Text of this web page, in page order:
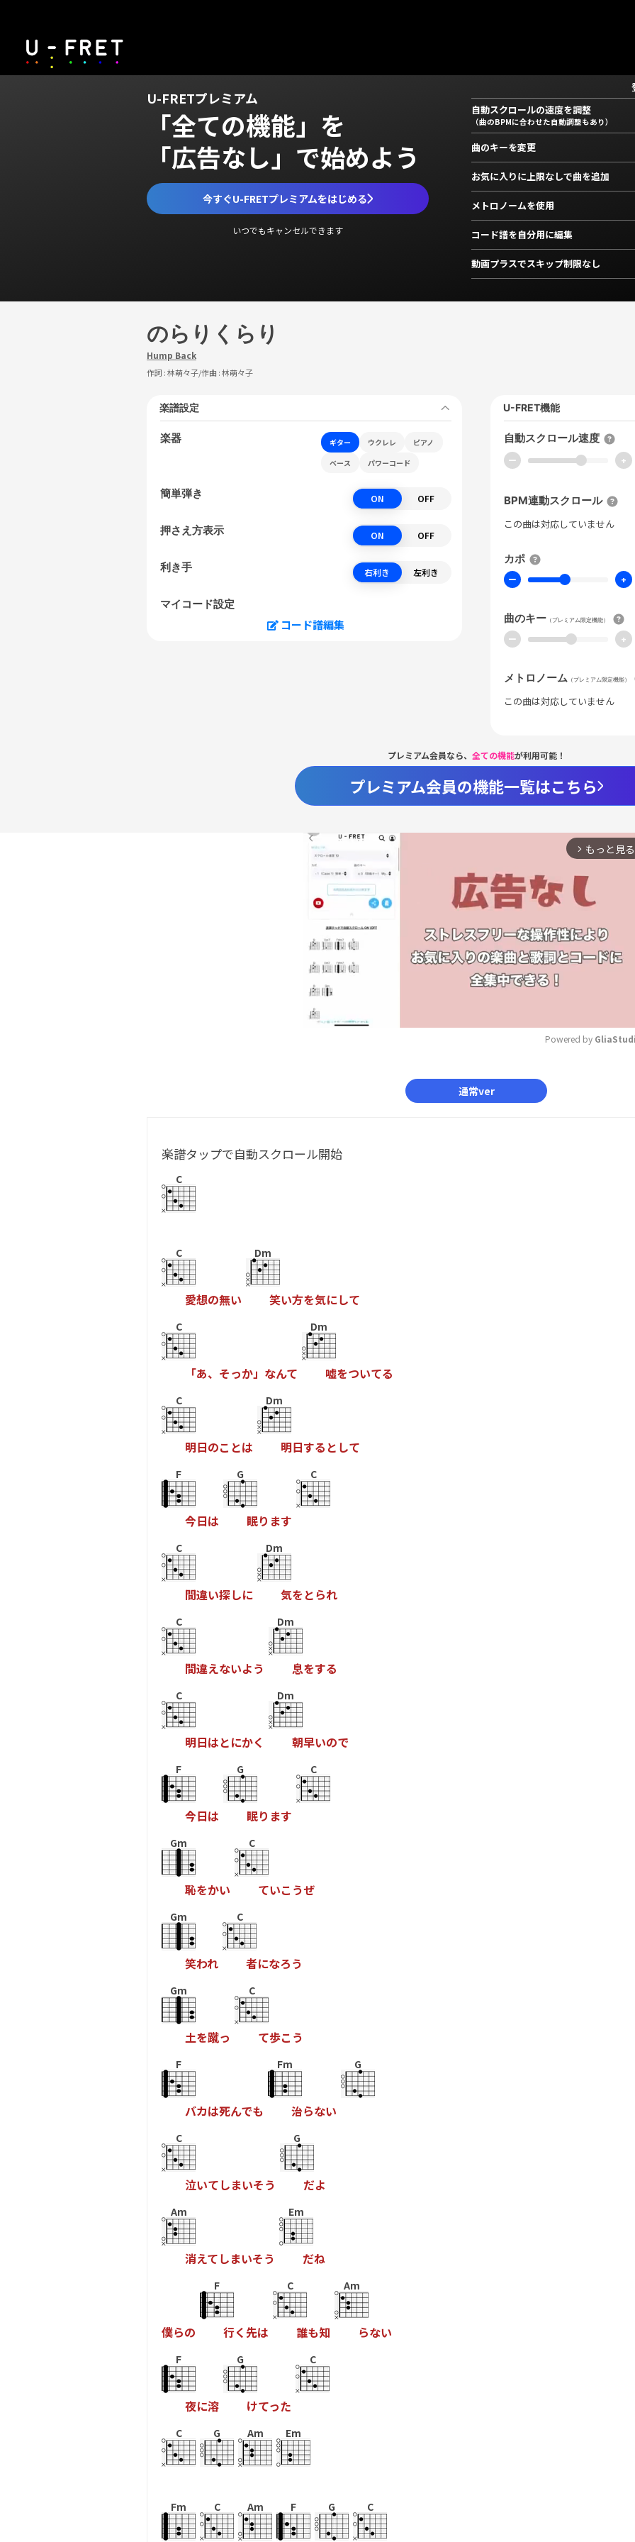
U-FRETプレミアム
「全ての機能」を
「広告なし」で始めよう
今すぐU-FRETプレミアムをはじめる
いつでもキャンセルできます
自動スクロールの速度を調整
（曲のBPMに合わせた自動調整もあり）
曲のキーを変更
お気に入りに上限なしで曲を追加
メトロノームを使用
コード譜を自分用に編集
動画プラスでスキップ制限なし
のらりくらり
Hump Back
作詞 :林萌々子/作曲 :林萌々子
楽譜設定
楽器 ギター ウクレレ
ピアノ
ベース
パワーコード
簡単弾き ON OFF
押さえ方表示 ON OFF
利き手 右利き 左利き
マイコード設定
コード譜編集
U-FRET機能
自動スクロール速度
ー +
BPM連動スクロール
この曲は対応していません
カポ
ー +
曲のキー （プレミアム限定機能）
ー +
メトロノーム （プレミアム限定機能）
この曲は対応していません
プレミアム会員なら、 全ての機能が利用可能！
プレミアム会員の機能一覧はこちら
arrow_forward_ios もっと見る
Powered by
通常ver
楽譜タップで自動スクロール開始
C
C
愛想の無い
Dm
笑い方を気にして
C
「あ、 そっか」 なんて
Dm
嘘をついてる
C
明日のこ とは
Dm
明日する と して
F
今日は
G
眠り ます
C
C
間違い探しに
Dm
気をとられ
C
間違えないよう
Dm
息をする
C
明日はとにかく
Dm
朝早いので
F
今日は
G
眠り ます
C
Gm
恥をかい
C
ていこ うぜ
Gm
笑われ
C
者になろう
Gm
土を蹴っ
C
て歩こ う
F
バカは死んでも
Fm
治らない
G
C
泣いてしまいそう
G
だよ
Am
消えてしまいそう
Em
だね
僕らの
F
行く先は
C
誰も知
Am
らない
F
夜に溶
G
けてった
C
C G Am Em
Fm C Am F G C